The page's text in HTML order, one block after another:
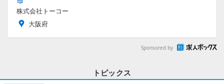
株式会社トーコー
大阪府
Sponsored by
トピックス